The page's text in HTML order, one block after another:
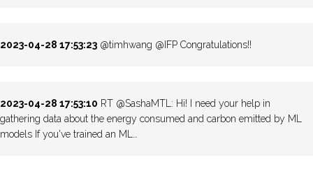
2023-04-28 17:53:23 @timhwang @IFP Congratulations!!
2023-04-28 17:53:10 RT @SashaMTL: Hi! I need your help in
gathering data about the energy consumed and carbon emitted by ML
models If you've trained an ML…